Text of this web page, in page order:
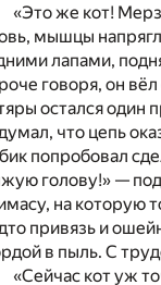
«Это же кот!
мышцы
лапами,
говоря, он
остался один
что цепь
попробовал
голову!» —
на которую
привязь и
в пыль. С
«Сейчас кот уж